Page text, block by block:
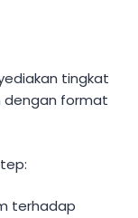
tingkat
dengan format
terhadap